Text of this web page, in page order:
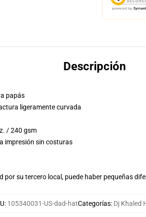
Descripción
papás
ligeramente curvada
/ 240 gsm
impresión sin costuras
su tercero local, puede haber pequeñas
: 105340031-US-dad-hatCategorías: Dj Khaled